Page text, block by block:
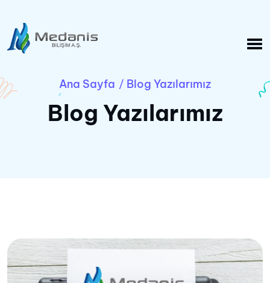
Ana Sayfa / Blog Yazılarımız
Blog Yazılarımız